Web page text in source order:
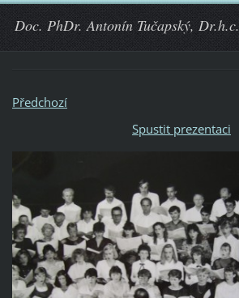
Doc. PhDr. Antonín Tučapský, Dr.h.c.
Předchozí
Spustit prezentaci